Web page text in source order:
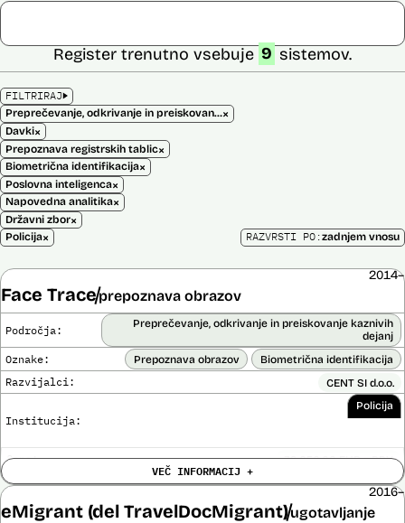
FILTRIRAJ
Preprečevanje, odkrivanje in preiskovanje kaznivih dejanj×
Davki×
Prepoznava registrskih tablic×
Biometrična identifikacija×
Poslovna inteligenca×
Napovedna analitika×
Državni zbor×
Policija×
Register trenutno vsebuje 9 sistemov.
RAZVRSTI PO:zadnjem vnosu
Face Traceprepoznava obrazov
2014–
Področja:
Preprečevanje, odkrivanje in preiskovanje kaznivih
dejanj
Oznake: Prepoznava obrazov Biometrična identifikacija
Razvijalci: CENT SI d.o.o.
Institucija:
Policija
Cena: 39.650,00 EUR z DDV
licence:
Ni časovno omejena
Analiza učinka na človekove pravice
opravljena:
VEČ INFORMACIJ +
eMigrant (del TravelDocMigrant)ugotavljanje
2016–